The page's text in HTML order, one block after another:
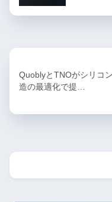
QuoblyとTNOがシリコ
造の最適化で提…